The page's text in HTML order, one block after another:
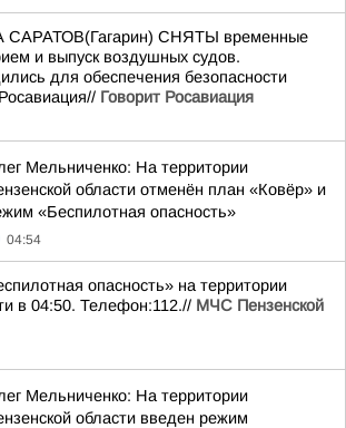
САРАТОВ(Гагарин) СНЯТЫ временные
и выпуск воздушных судов.
для обеспечения безопасности
Говорит Росавиация
Мельниченко: На территории
области отменён план «Ковёр» и
«Беспилотная опасность»
04:54
опасность» на территории
в 04:50. Телефон:112.// МЧС Пензенской
Мельниченко: На территории
области введен режим